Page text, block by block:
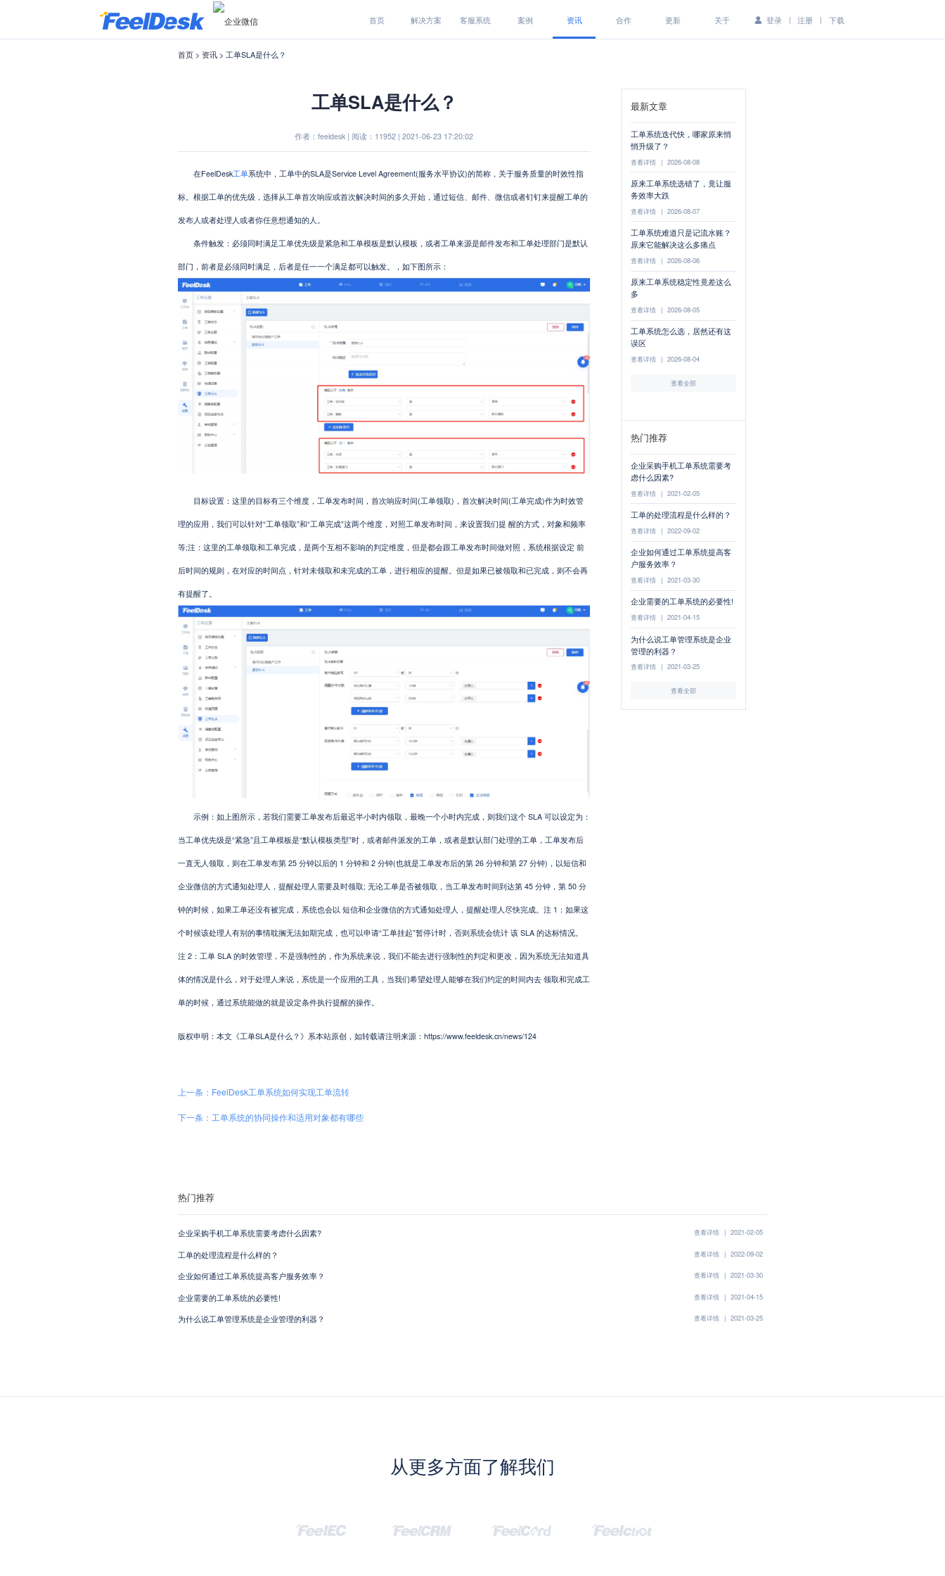
首页 解决方案 客服系统 案例 资讯 合作 更新 关于 登录 | 注册 | 下载
首页> 资讯> 工单SLA是什么？
工单SLA是什么？
作者：feeldesk | 阅读：11952 | 2021-06-23 17:20:02
在FeelDesk工单系统中，工单中的SLA是Service Level Agreement(服务水平协议)的简称，关于服务质量的时效性指
标。根据工单的优先级，选择从工单首次响应或首次解决时间的多久开始，通过短信、邮件、微信或者钉钉来提醒工单的
发布人或者处理人或者你任意想通知的人。
条件触发：必须同时满足工单优先级是紧急和工单模板是默认模板，或者工单来源是邮件发布和工单处理部门是默认
部门，前者是必须同时满足，后者是任一一个满足都可以触发。，如下图所示：
目标设置：这里的目标有三个维度，工单发布时间，首次响应时间(工单领取)，首次解决时间(工单完成)作为时效管
理的应用，我们可以针对“工单领取”和“工单完成”这两个维度，对照工单发布时间，来设置我们提 醒的方式，对象和频率
等;注：这里的工单领取和工单完成，是两个互相不影响的判定维度，但是都会跟工单发布时间做对照，系统根据设定 前
后时间的规则，在对应的时间点，针对未领取和未完成的工单，进行相应的提醒。但是如果已被领取和已完成，则不会再
有提醒了。
示例：如上图所示，若我们需要工单发布后最迟半小时内领取，最晚一个小时内完成，则我们这个 SLA 可以设定为：
当工单优先级是“紧急”且工单模板是“默认模板类型”时，或者邮件派发的工单，或者是默认部门处理的工单，工单发布后
一直无人领取，则在工单发布第 25 分钟以后的 1 分钟和 2 分钟(也就是工单发布后的第 26 分钟和第 27 分钟)，以短信和
企业微信的方式通知处理人，提醒处理人需要及时领取; 无论工单是否被领取，当工单发布时间到达第 45 分钟，第 50 分
钟的时候，如果工单还没有被完成，系统也会以 短信和企业微信的方式通知处理人，提醒处理人尽快完成。注 1：如果这
个时候该处理人有别的事情耽搁无法如期完成，也可以申请“工单挂起”暂停计时，否则系统会统计 该 SLA 的达标情况。
注 2：工单 SLA 的时效管理，不是强制性的，作为系统来说，我们不能去进行强制性的判定和更改，因为系统无法知道具
体的情况是什么，对于处理人来说，系统是一个应用的工具，当我们希望处理人能够在我们约定的时间内去 领取和完成工
单的时候，通过系统能做的就是设定条件执行提醒的操作。
版权申明：本文《工单SLA是什么？》系本站原创，如转载请注明来源：https://www.feeldesk.cn/news/124
最新文章
工单系统迭代快，哪家原来悄
悄升级了？
查看详情 | 2026-08-08
原来工单系统选错了，竟让服
务效率大跌
查看详情 | 2026-08-07
工单系统难道只是记流水账？
原来它能解决这么多痛点
查看详情 | 2026-08-06
原来工单系统稳定性竟差这么
多
查看详情 | 2026-08-05
工单系统怎么选，居然还有这
误区
查看详情 | 2026-08-04
查看全部
热门推荐
企业采购手机工单系统需要考
虑什么因素?
查看详情 | 2021-02-05
工单的处理流程是什么样的？
查看详情 | 2022-09-02
企业如何通过工单系统提高客
户服务效率？
查看详情 | 2021-03-30
企业需要的工单系统的必要性!
查看详情 | 2021-04-15
为什么说工单管理系统是企业
管理的利器？
查看详情 | 2021-03-25
查看全部
上一条：FeelDesk工单系统如何实现工单流转
下一条：工单系统的协同操作和适用对象都有哪些
热门推荐
企业采购手机工单系统需要考虑什么因素? 查看详情 | 2021-02-05
工单的处理流程是什么样的？ 查看详情 | 2022-09-02
企业如何通过工单系统提高客户服务效率？ 查看详情 | 2021-03-30
企业需要的工单系统的必要性! 查看详情 | 2021-04-15
为什么说工单管理系统是企业管理的利器？ 查看详情 | 2021-03-25
从更多方面了解我们